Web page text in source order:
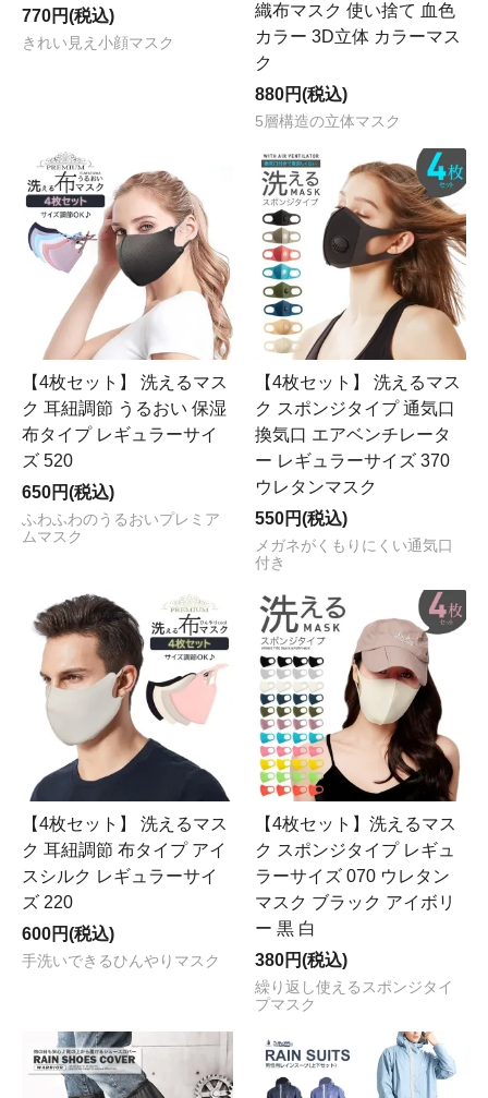
770円(税込)
きれい見え小顔マスク
織布マスク 使い捨て 血色
カラー 3D立体 カラーマス
ク
880円(税込)
5層構造の立体マスク
【4枚セット】 洗えるマス
ク 耳紐調節 うるおい 保湿
布タイプ レギュラーサイ
ズ 520
650円(税込)
ふわふわのうるおいプレミア
ムマスク
【4枚セット】 洗えるマス
ク スポンジタイプ 通気口
換気口 エアベンチレータ
ー レギュラーサイズ 370
ウレタンマスク
550円(税込)
メガネがくもりにくい通気口
付き
【4枚セット】 洗えるマス
ク 耳紐調節 布タイプ アイ
スシルク レギュラーサイ
ズ 220
600円(税込)
手洗いできるひんやりマスク
【4枚セット】洗えるマス
ク スポンジタイプ レギュ
ラーサイズ 070 ウレタン
マスク ブラック アイボリ
ー 黒 白
380円(税込)
繰り返し使えるスポンジタイ
プマスク